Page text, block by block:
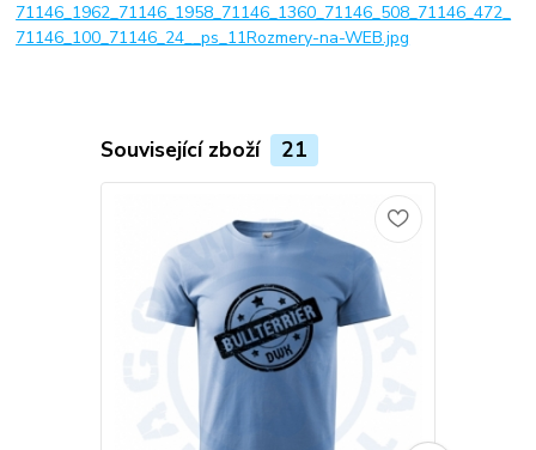
71146_1962_71146_1958_71146_1360_71146_508_71146_472_
71146_100_71146_24__ps_11Rozmery-na-WEB.jpg
Související zboží 21